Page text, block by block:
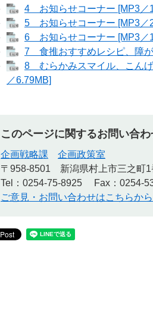
4 お知らせコーナー [MP3／
5 お知らせコーナー [MP3／
6 お知らせコーナー [MP3／
7 食推おすすめレシピ、障が
8 むらかみスマイル、こん
／6.79MB]
このページに関するお問い合
企画戦略課
企画政策室
〒958-8501
新潟県村上市三之町
Tel：0254-75-8925
Fax：0254-
ご意見・お問い合わせはこちらから